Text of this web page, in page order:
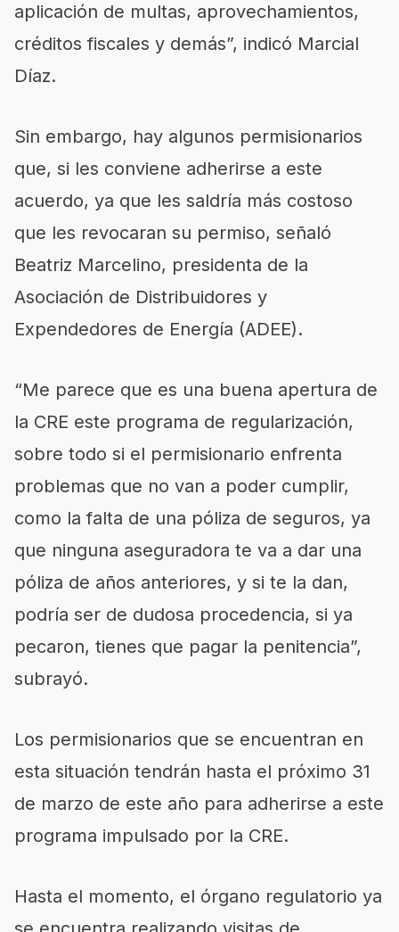
aplicación de multas, aprovechamientos,
créditos fiscales y demás”, indicó Marcial
Díaz.
Sin embargo, hay algunos permisionarios
que, si les conviene adherirse a este
acuerdo, ya que les saldría más costoso
que les revocaran su permiso, señaló
Beatriz Marcelino, presidenta de la
Asociación de Distribuidores y
Expendedores de Energía (ADEE).
“Me parece que es una buena apertura de
la CRE este programa de regularización,
sobre todo si el permisionario enfrenta
problemas que no van a poder cumplir,
como la falta de una póliza de seguros, ya
que ninguna aseguradora te va a dar una
póliza de años anteriores, y si te la dan,
podría ser de dudosa procedencia, si ya
pecaron, tienes que pagar la penitencia”,
subrayó.
Los permisionarios que se encuentran en
esta situación tendrán hasta el próximo 31
de marzo de este año para adherirse a este
programa impulsado por la CRE.
Hasta el momento, el órgano regulatorio ya